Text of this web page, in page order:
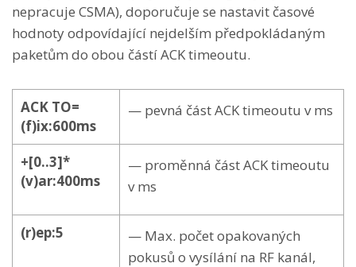
nepracuje CSMA), doporučuje se nastavit časové
hodnoty odpovídající nejdelším předpokládaným
paketům do obou částí ACK timeoutu.
ACK TO=
(f)ix:600ms
— pevná část ACK timeoutu v ms
+[0..3]*
(v)ar:400ms
— proměnná část ACK timeoutu
v ms
(r)ep:5
— Max. počet opakovaných
pokusů o vysílání na RF kanál,